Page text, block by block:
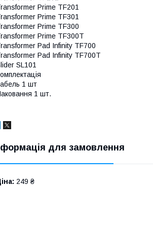
Prime TF201
Prime TF301
Prime TF300
Prime TF300T
Pad Infinity TF700
Pad Infinity TF700T
SL101
1 шт
1 шт.
для замовлення
249 ₴